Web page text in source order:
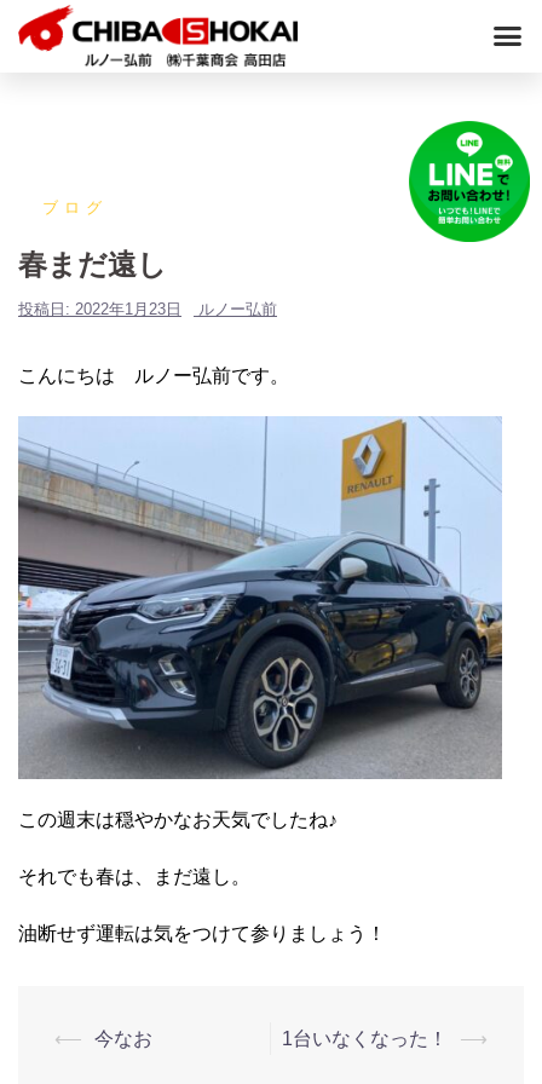
ブログ
春まだ遠し
投稿日: 2022年1月23日 ルノー弘前
こんにちは ルノー弘前です。
この週末は穏やかなお天気でしたね♪
それでも春は、まだ遠し。
油断せず運転は気をつけて参りましょう！
⟵ 今なお 1台いなくなった！ ⟶